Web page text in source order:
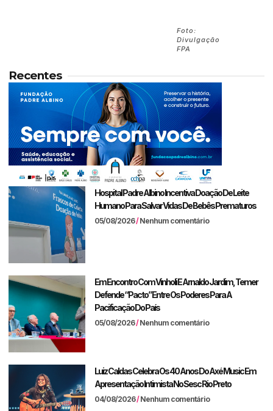
Foto:
Divulgação
FPA
Recentes
Hospital Padre Albino Incentiva Doação De Leite
Humano Para Salvar Vidas De Bebês Prematuros
05/08/2026 Nenhum comentário
Em Encontro Com Vinholi E Arnaldo Jardim, Temer
Defende “pacto” Entre Os Poderes Para A
Pacificação Do País
05/08/2026 Nenhum comentário
Luiz Caldas Celebra Os 40 Anos Do Axé Music Em
Apresentação Intimista No Sesc Rio Preto
04/08/2026 Nenhum comentário